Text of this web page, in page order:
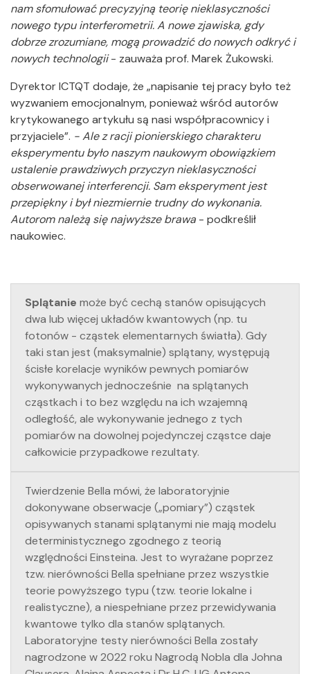
nam sfomułować precyzyjną teorię nieklasyczności
nowego typu interferometrii. A nowe zjawiska, gdy
dobrze zrozumiane, mogą prowadzić do nowych odkryć i
nowych technologii- zauważa prof. Marek Żukowski.
Dyrektor ICTQT dodaje, że „napisanie tej pracy było też
wyzwaniem emocjonalnym, ponieważ wśród autorów
krytykowanego artykułu są nasi współpracownicy i
przyjaciele”. - Ale z racji pionierskiego charakteru
eksperymentu było naszym naukowym obowiązkiem
ustalenie prawdziwych przyczyn nieklasyczności
obserwowanej interferencji. Sam eksperyment jest
przepiękny i był niezmiernie trudny do wykonania.
Autorom należą się najwyższe brawa - podkreślił
naukowiec.
Splątanie może być cechą stanów opisujących
dwa lub więcej układów kwantowych (np. tu
fotonów - cząstek elementarnych światła). Gdy
taki stan jest (maksymalnie) splątany, występują
ścisłe korelacje wyników pewnych pomiarów
wykonywanych jednocześnie na splątanych
cząstkach i to bez względu na ich wzajemną
odległość, ale wykonywanie jednego z tych
pomiarów na dowolnej pojedynczej cząstce daje
całkowicie przypadkowe rezultaty.
Twierdzenie Bella mówi, że laboratoryjnie
dokonywane obserwacje („pomiary”) cząstek
opisywanych stanami splątanymi nie mają modelu
deterministycznego zgodnego z teorią
względności Einsteina. Jest to wyrażane poprzez
tzw. nierówności Bella spełniane przez wszystkie
teorie powyższego typu (tzw. teorie lokalne i
realistyczne), a niespełniane przez przewidywania
kwantowe tylko dla stanów splątanych.
Laboratoryjne testy nierówności Bella zostały
nagrodzone w 2022 roku Nagrodą Nobla dla Johna